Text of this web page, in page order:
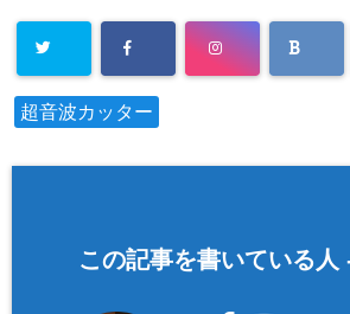
超音波カッター
この記事を書いている人